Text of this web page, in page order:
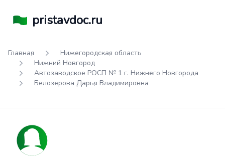
pristavdoc.ru
Главная
Нижегородская область
Нижний Новгород
Автозаводское РОСП № 1 г. Нижнего Новгорода
Белозерова Дарья Владимировна